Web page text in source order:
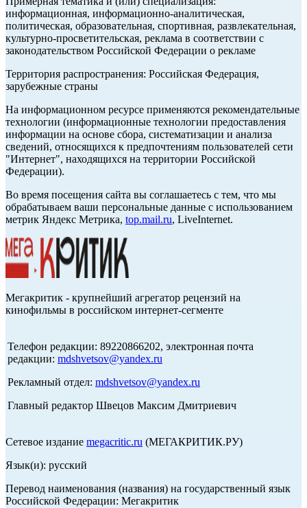
информационная, информационно-аналитическая,
политическая, образовательная, спортивная, развлекательная,
культурно-просветительская, реклама в соответствии с
законодательством Российской Федерации о рекламе
Территория распространения: Российская Федерация,
зарубежные страны
На информационном ресурсе применяются рекомендательные
технологии (информационные технологии предоставления
информации на основе сбора, систематизации и анализа
сведений, относящихся к предпочтениям пользователей сети
"Интернет", находящихся на территории Российской
Федерации).
Во время посещения сайта вы соглашаетесь с тем, что мы
обрабатываем ваши персональные данные с использованием
метрик Яндекс Метрика, top.mail.ru, LiveInternet.
Мегакритик - крупнейший агрегатор рецензий на
кинофильмы в российском интернет-сегменте
Телефон редакции: 89220866202, электронная почта
редакции: mdshvetsov@yandex.ru
Рекламный отдел: mdshvetsov@yandex.ru
Главный редактор Швецов Максим Дмитриевич
Сетевое издание megacritic.ru (МЕГАКРИТИК.РУ)
Язык(и): русский
Перевод наименования (названия) на государственный язык
Российской Федерации: Мегакритик